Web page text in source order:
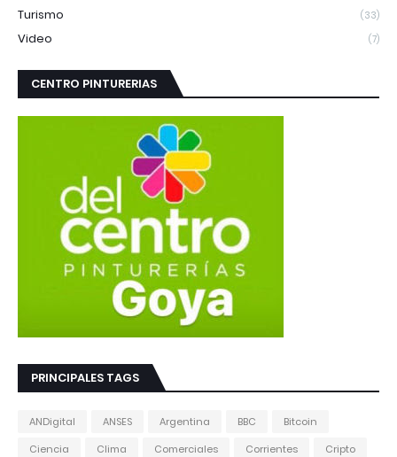
Turismo (33)
Video (7)
CENTRO PINTURERIAS
PRINCIPALES TAGS
ANDigital ANSES Argentina BBC
Bitcoin
Ciencia
Clima Comerciales Corrientes
Cripto